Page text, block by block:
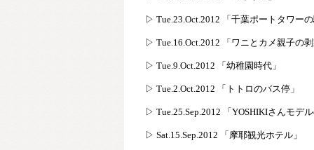
▷ Tue.23.Oct.2012 「千葉ポートタワーの
▷ Tue.16.Oct.2012 「ワニとカメ親子の剥
▷ Tue.9.Oct.2012 「幼稚園時代」
▷ Tue.2.Oct.2012 「トトロのバス停」
▷ Tue.25.Sep.2012 「YOSHIKIさんモデル
▷ Sat.15.Sep.2012 「摩耶観光ホテル」